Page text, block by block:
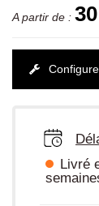
A partir de :
Livré